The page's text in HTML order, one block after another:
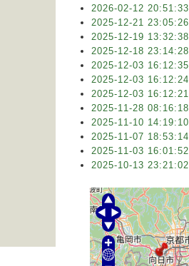
2026-02-12 20:51:33
2025-12-21 23:05:26
2025-12-19 13:32:38
2025-12-18 23:14:28
2025-12-03 16:12:35
2025-12-03 16:12:24
2025-12-03 16:12:21
2025-11-28 08:16:18
2025-11-10 14:19:10
2025-11-07 18:53:14
2025-11-03 16:01:52
2025-10-13 23:21:02